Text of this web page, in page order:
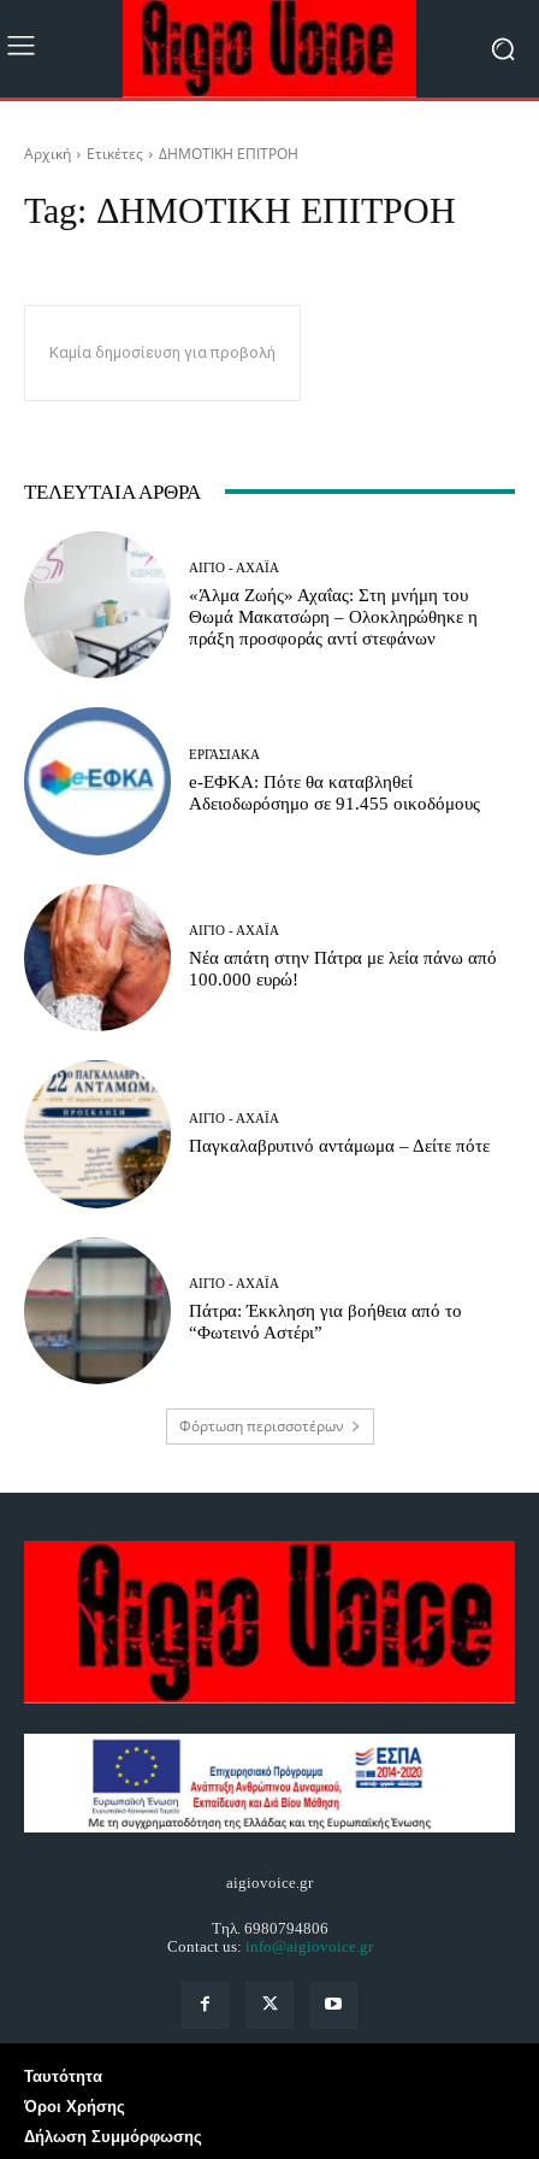
Αρχική Ετικέτες ΔΗΜΟΤΙΚΗ ΕΠΙΤΡΟΗ
Tag: ΔΗΜΟΤΙΚΗ ΕΠΙΤΡΟΗ
Καμία δημοσίευση για προβολή
ΤΕΛΕΥΤΑΊΑ ΆΡΘΡΑ
ΑΊΓΙΟ - ΑΧΑΪ́Α
«Άλμα Ζωής» Αχαΐας: Στη μνήμη του
Θωμά Μακατσώρη – Ολοκληρώθηκε η
πράξη προσφοράς αντί στεφάνων
ΕΡΓΑΣΙΑΚΆ
e-ΕΦΚΑ: Πότε θα καταβληθεί
Αδειοδωρόσημο σε 91.455 οικοδόμους
ΑΊΓΙΟ - ΑΧΑΪ́Α
Νέα απάτη στην Πάτρα με λεία πάνω από
100.000 ευρώ!
ΑΊΓΙΟ - ΑΧΑΪ́Α
Παγκαλαβρυτινό αντάμωμα – Δείτε πότε
ΑΊΓΙΟ - ΑΧΑΪ́Α
Πάτρα: Έκκληση για βοήθεια από το
“Φωτεινό Αστέρι”
Φόρτωση περισσοτέρων
aigiovoice.gr
Τηλ. 6980794806
Contact us: info@aigiovoice.gr
Ταυτότητα
Όροι Χρήσης
Δήλωση Συμμόρφωσης